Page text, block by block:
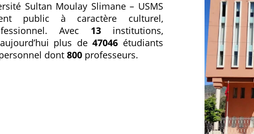
Sultan Moulay Slimane – USMS
public à caractère culturel,
Avec 13 institutions,
plus de47046 étudiants
dont 800 professeurs.